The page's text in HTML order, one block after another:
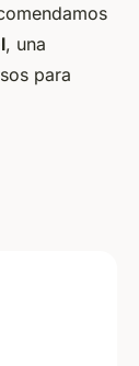
, una
para